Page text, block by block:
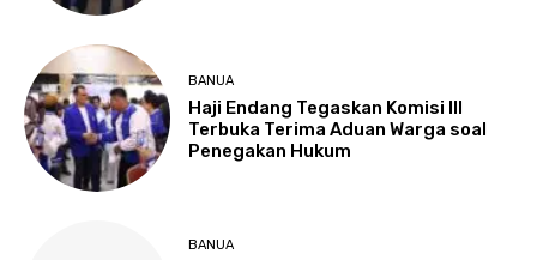
BANUA
Haji Endang Tegaskan Komisi III
Terbuka Terima Aduan Warga soal
Penegakan Hukum
BANUA